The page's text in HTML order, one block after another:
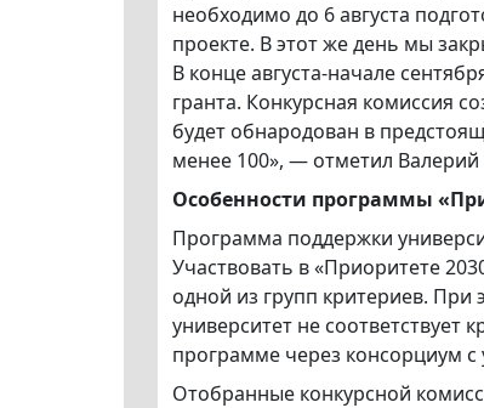
необходимо до 6 августа
проекте. В этот же день мы
В конце августа-начале
гранта. Конкурсная комиссия
будет обнародован в
менее 100», — отметил
Особенности программы
Программа поддержки
Участвовать в «Приоритете
одной из групп критериев. При
университет не соответствует
программе через консорциум с
Отобранные конкурсной